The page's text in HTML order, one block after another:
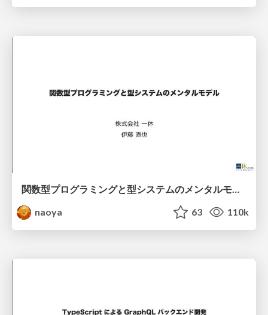
関数型プログラミングと型システムのメンタルモデル
naoya
63 110k